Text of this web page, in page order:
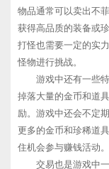
物品通常可以卖出不
获得高品质的装备或
打怪也需要一定的实
怪物进行挑战。
游戏中还有一些
掉落大量的金币和道
励。游戏中还会不定
更多的金币和珍稀道
住机会参与赚钱活动。
交易也是游戏中